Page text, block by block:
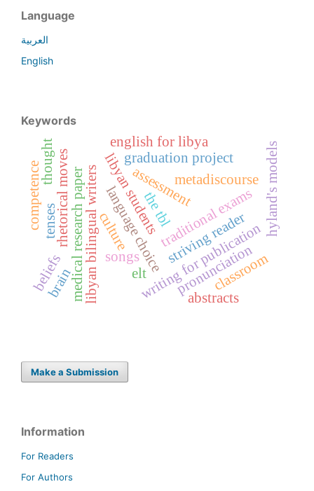
Language
العربية
English
Keywords
traditional exams
assessment
libyan students
libyan bilingual writers
medical research paper writing for publication
language choice
graduation project
striving reader
culture
songs pronunciation
classroom
rhetorical moves metadiscourse hyland's models
abstracts
beliefs elt
english for libya
tenses
thought
competence
brain
the tbl
Make a Submission
Information
For Readers
For Authors